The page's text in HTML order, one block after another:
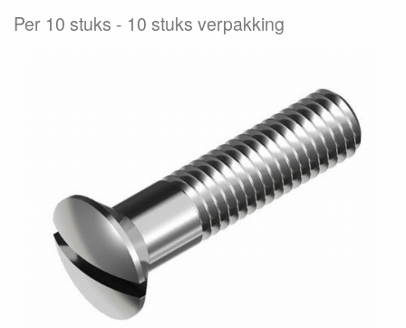
Per 10 stuks 10 stuks verpakking